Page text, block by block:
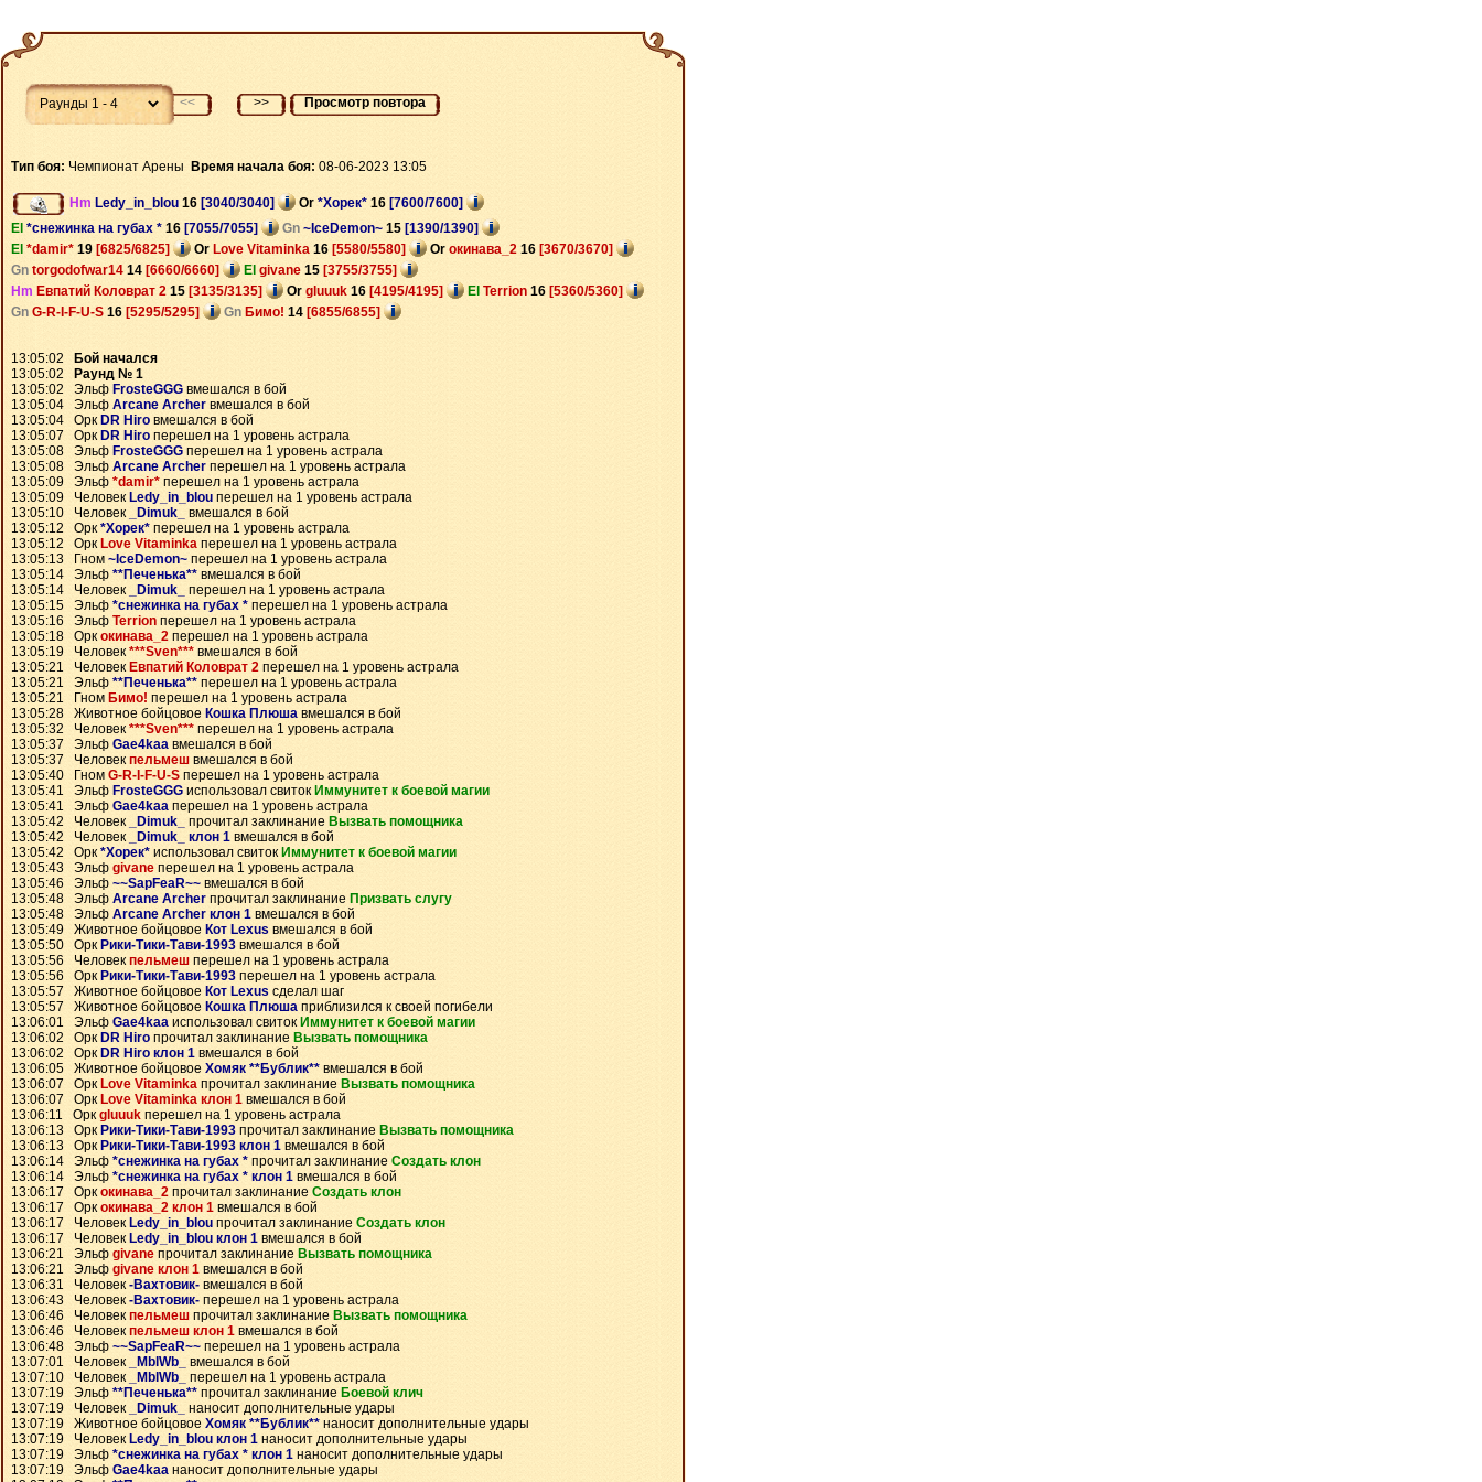
<< >> Просмотр повтора
Тип боя: Чемпионат Арены Время начала боя: 08-06-2023 13:05
Hm Ledy_in_blou 16 [3040/3040] Or *Хорек* 16 [7600/7600]
El *снежинка на губах * 16 [7055/7055] Gn ~IceDemon~ 15 [1390/1390]
El *damir* 19 [6825/6825] Or Love Vitaminka 16 [5580/5580] Or окинава_2 16 [3670/3670]
Gn torgodofwar14 14 [6660/6660] El givane 15 [3755/3755]
Hm Евпатий Коловрат 2 15 [3135/3135] Or gluuuk 16 [4195/4195] El Terrion 16 [5360/5360]
Gn G-R-I-F-U-S 16 [5295/5295] Gn Бимо! 14 [6855/6855]
13:05:02
Бой начался
13:05:02
Раунд № 1
13:05:02 Эльф FrosteGGG вмешался в бой
13:05:04 Эльф Arcane Archer вмешался в бой
13:05:04 Орк DR Hiro вмешался в бой
13:05:07 Орк DR Hiro перешел на 1 уровень астрала
13:05:08 Эльф FrosteGGG перешел на 1 уровень астрала
13:05:08 Эльф Arcane Archer перешел на 1 уровень астрала
13:05:09 Эльф *damir* перешел на 1 уровень астрала
13:05:09 Человек Ledy_in_blou перешел на 1 уровень астрала
13:05:10 Человек
_Dimuk_
вмешался в бой
13:05:12 Орк*Хорек* перешел на 1 уровень астрала
13:05:12 Орк Love Vitaminka перешел на 1 уровень астрала
13:05:13 Гном ~IceDemon~ перешел на 1 уровень астрала
13:05:14 Эльф **Печенька** вмешался в бой
13:05:14 Человек
_Dimuk_
перешел на 1 уровень астрала
13:05:15 Эльф *снежинка на губах * перешел на 1 уровень астрала
13:05:16 Эльф Terrion перешел на 1 уровень астрала
13:05:18 Оркокинава_2 перешел на 1 уровень астрала
13:05:19 Человек***Sven*** вмешался в бой
13:05:21 Человек Евпатий Коловрат 2 перешел на 1 уровень астрала
13:05:21 Эльф **Печенька** перешел на 1 уровень астрала
13:05:21 Гном Бимо! перешел на 1 уровень астрала
13:05:28 Животное бойцовое Кошка Плюша вмешался в бой
13:05:32 Человек***Sven*** перешел на 1 уровень астрала
13:05:37 Эльф Gae4kaa вмешался в бой
13:05:37 Человекпельмеш вмешался в бой
13:05:40 Гном G-R-I-F-U-S перешел на 1 уровень астрала
13:05:41 Эльф FrosteGGG использовал свиток Иммунитет к боевой магии
13:05:41 Эльф Gae4kaa перешел на 1 уровень астрала
13:05:42 Человек
_Dimuk_ прочитал заклинание Вызвать помощника
13:05:42 Человек
_Dimuk_ клон 1 вмешался в бой
13:05:42 Орк*Хорек* использовал свиток Иммунитет к боевой магии
13:05:43 Эльф givane перешел на 1 уровень астрала
13:05:46 Эльф ~~SapFeaR~~ вмешался в бой
13:05:48 Эльф Arcane Archer прочитал заклинание Призвать слугу
13:05:48 Эльф Arcane Archer клон 1 вмешался в бой
13:05:49 Животное бойцовое Кот Lexus вмешался в бой
13:05:50 Орк Рики-Тики-Тави-1993 вмешался в бой
13:05:56 Человекпельмеш перешел на 1 уровень астрала
13:05:56 Орк Рики-Тики-Тави-1993 перешел на 1 уровень астрала
13:05:57 Животное бойцовое Кот Lexus сделал шаг
13:05:57 Животное бойцовое Кошка Плюша приблизился к своей погибели
13:06:01 Эльф Gae4kaa использовал свиток Иммунитет к боевой магии
13:06:02 Орк DR Hiro прочитал заклинание Вызвать помощника
13:06:02 Орк DR Hiro клон 1 вмешался в бой
13:06:05 Животное бойцовое Хомяк **Бублик** вмешался в бой
13:06:07 Орк Love Vitaminka прочитал заклинание Вызвать помощника
13:06:07 Орк Love Vitaminka клон 1 вмешался в бой
13:06:11 Оркgluuuk перешел на 1 уровень астрала
13:06:13 Орк Рики-Тики-Тави-1993 прочитал заклинание Вызвать помощника
13:06:13 Орк Рики-Тики-Тави-1993 клон 1 вмешался в бой
13:06:14 Эльф *снежинка на губах * прочитал заклинание Создать клон
13:06:14 Эльф *снежинка на губах * клон 1 вмешался в бой
13:06:17 Оркокинава_2 прочитал заклинание Создать клон
13:06:17 Оркокинава_2 клон 1 вмешался в бой
13:06:17 Человек Ledy_in_blou прочитал заклинание Создать клон
13:06:17 Человек Ledy_in_blou клон 1 вмешался в бой
13:06:21 Эльф givane прочитал заклинание Вызвать помощника
13:06:21 Эльф givane клон 1 вмешался в бой
13:06:31 Человек-Вахтовик- вмешался в бой
13:06:43 Человек -Вахтовик- перешел на 1 уровень астрала
13:06:46 Человекпельмеш прочитал заклинание Вызвать помощника
13:06:46 Человекпельмеш клон 1 вмешался в бой
13:06:48 Эльф ~~SapFeaR~~ перешел на 1 уровень астрала
13:07:01 Человек
_MblWb_
вмешался в бой
13:07:10 Человек
_MblWb_
перешел на 1 уровень астрала
13:07:19 Эльф **Печенька** прочитал заклинание Боевой клич
13:07:19 Человек
_Dimuk_
наносит дополнительные удары
13:07:19 Животное бойцовое Хомяк **Бублик** наносит дополнительные удары
13:07:19 Человек Ledy_in_blou клон 1 наносит дополнительные удары
13:07:19 Эльф *снежинка на губах * клон 1 наносит дополнительные удары
13:07:19 Эльф Gae4kaa наносит дополнительные удары